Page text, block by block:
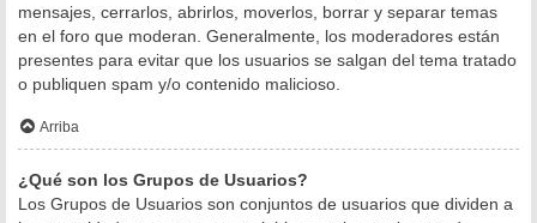
mensajes, cerrarlos, abrirlos, moverlos, borrar y separar temas
en el foro que moderan. Generalmente, los moderadores están
presentes para evitar que los usuarios se salgan del tema tratado
o publiquen spam y/o contenido malicioso.
Arriba
¿Qué son los Grupos de Usuarios?
Los Grupos de Usuarios son conjuntos de usuarios que dividen a